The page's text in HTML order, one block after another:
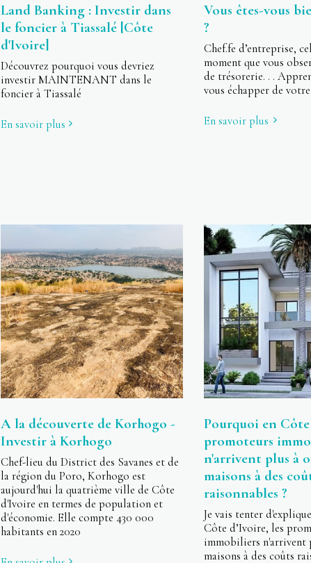
Land Banking : Investir dans
le foncier à Tiassalé [Côte
d'Ivoire]
Découvrez pourquoi vous devriez
investir MAINTENANT dans le
foncier à Tiassalé
En savoir plus
Vous êtes-vous
?
Chef.fe d’entreprise,
moment que vous
de trésorerie. . .
vous échapper de
En savoir plus
A la découverte de Korhogo -
Investir à Korhogo
Chef-lieu du District des Savanes et de
la région du Poro, Korhogo est
aujourd'hui la quatrième ville de Côte
d'Ivoire en termes de population et
d'économie. Elle compte 430 000
habitants en 2020
Pourquoi en Côte
promoteurs
n'arrivent plus à
maisons à des
raisonnables ?
Je vais tenter
Côte d’Ivoire, les
immobiliers n'arrivent
maisons à des coûts